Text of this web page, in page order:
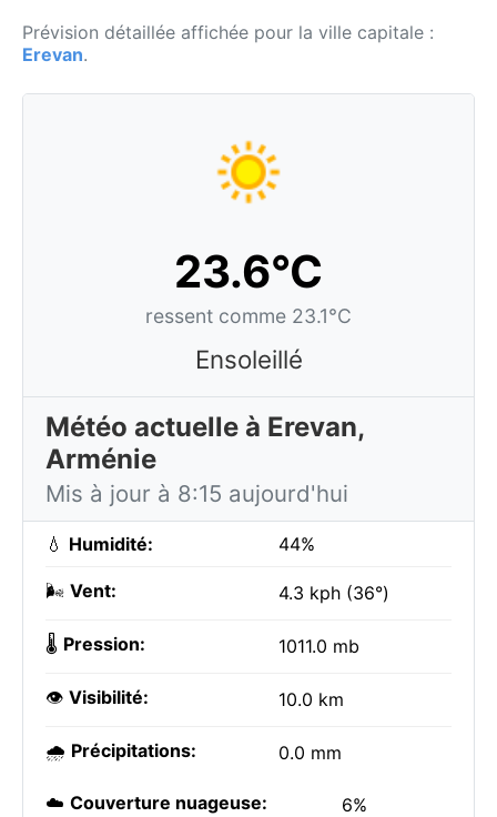
Prévision détaillée affichée pour la ville capitale :
Erevan.
23.6°C
ressent comme 23.1°C
Ensoleillé
Météo actuelle à Erevan,
Arménie
Mis à jour à 8:15 aujourd'hui
💧 Humidité: 44%
🌬️ Vent: 4.3 kph (36°)
🌡️ Pression: 1011.0 mb
👁️ Visibilité: 10.0 km
🌧️ Précipitations: 0.0 mm
☁️ Couverture nuageuse: 6%